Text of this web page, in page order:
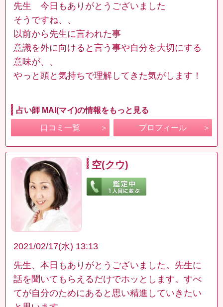
先生 今日もありがとうございました
そうですね、、
以前から先生に言われた事
意識を外に向けると言う事や自分を大切にする
意味が、、
やっと頭と気持ちで理解してきた気がします！
占い師 MAI(マイ)の情報をもっと見る
口コミ一覧 プロフィール
空(クウ)
2021/02/17(水) 13:13
先生、本日もありがとうございました。先生に
話を聞いてもらえるだけでホッとします。すべ
てが自分のためにあると思い精進していきたい